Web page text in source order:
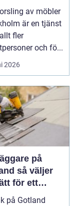
av möbler
är en tjänst
fler
och fö...
2026
på
väljer
för ett
tak
på Gotland